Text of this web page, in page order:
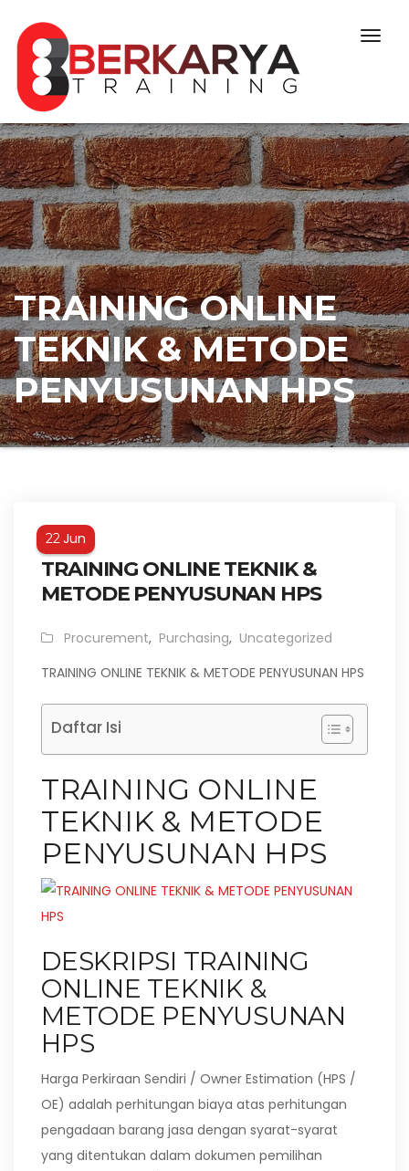
TRAINING ONLINE
TEKNIK & METODE
PENYUSUNAN HPS
22Jun
TRAINING ONLINE TEKNIK &
METODE PENYUSUNAN HPS
Procurement, Purchasing, Uncategorized
TRAINING ONLINE TEKNIK & METODE PENYUSUNAN HPS
Daftar Isi
TRAINING ONLINE
TEKNIK & METODE
PENYUSUNAN HPS
DESKRIPSI TRAINING
ONLINE TEKNIK &
METODE PENYUSUNAN
HPS
Harga Perkiraan Sendiri / Owner Estimation (HPS /
OE) adalah perhitungan biaya atas perhitungan
pengadaan barang jasa dengan syarat-syarat
yang ditentukan dalam dokumen pemilihan